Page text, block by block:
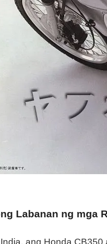
Labanan ng mga